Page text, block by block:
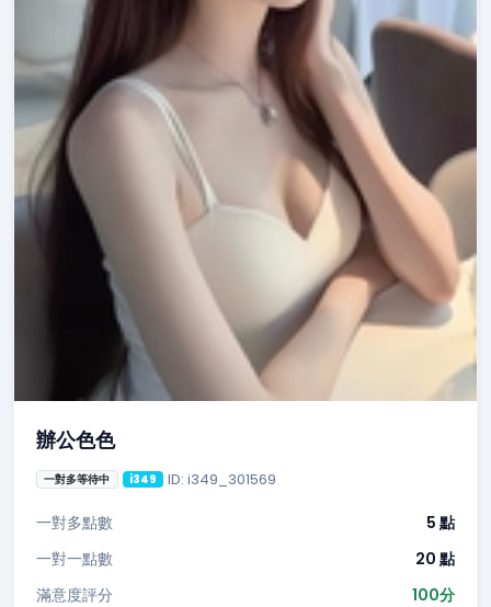
辦公色色
一對多等待中 i349 ID: i349_301569
一對多點數
5 點
一對一點數
20 點
滿意度評分
100分